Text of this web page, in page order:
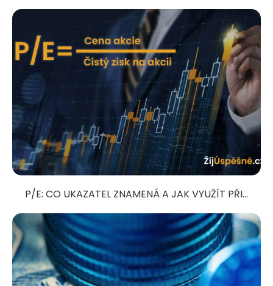
P/E: CO UKAZATEL ZNAMENÁ A JAK VYUŽÍT PŘI...